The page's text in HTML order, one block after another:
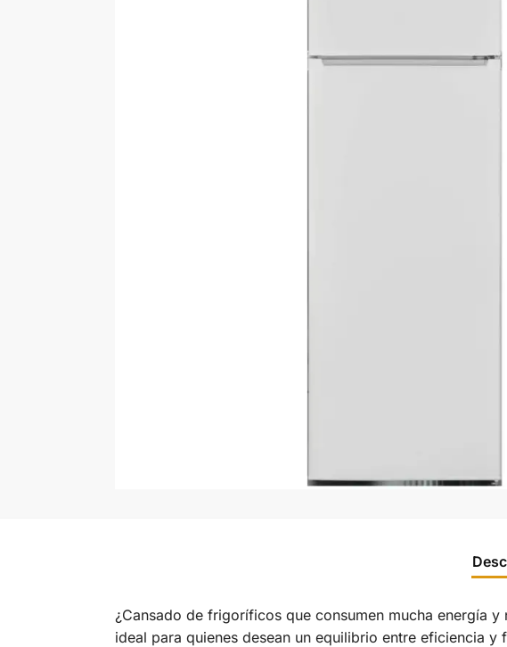
¿Cansado de frigoríficos que consumen mucha energía
ideal para quienes desean un equilibrio entre eficiencia